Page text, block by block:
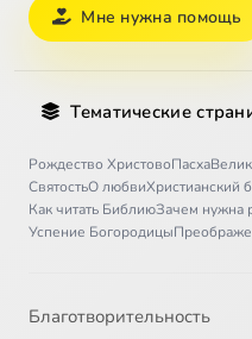
Мне нужна помощь
Тематические
Рождество ХристовоПасха
СвятостьО любвиХристианский
Как читать БиблиюЗачем нужна
Успение Богородицы
Благотворительность